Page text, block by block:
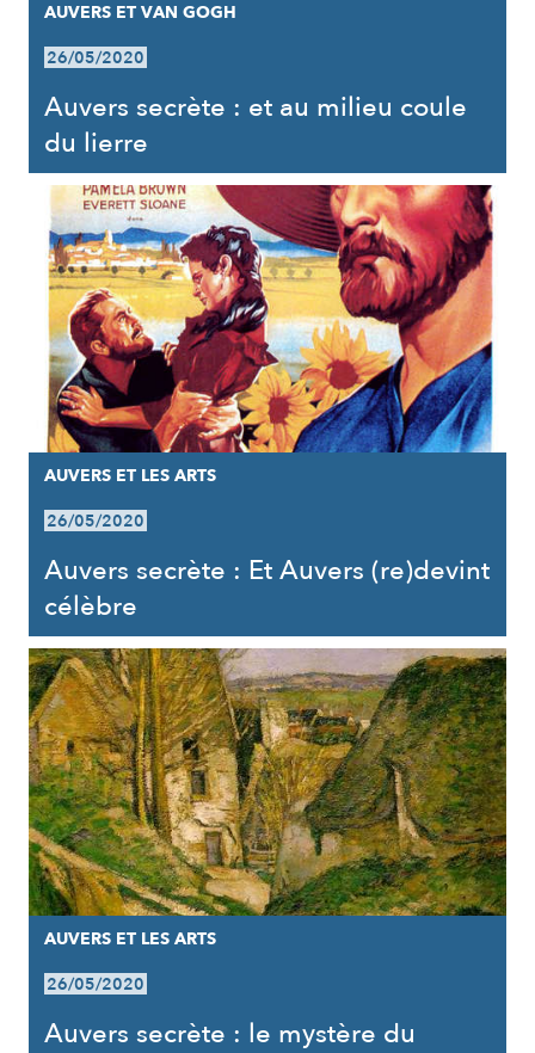
AUVERS ET VAN GOGH
26/05/2020
Auvers secrète : et au milieu coule
du lierre
AUVERS ET LES ARTS
26/05/2020
Auvers secrète : Et Auvers (re)devint
célèbre
AUVERS ET LES ARTS
26/05/2020
Auvers secrète : le mystère du